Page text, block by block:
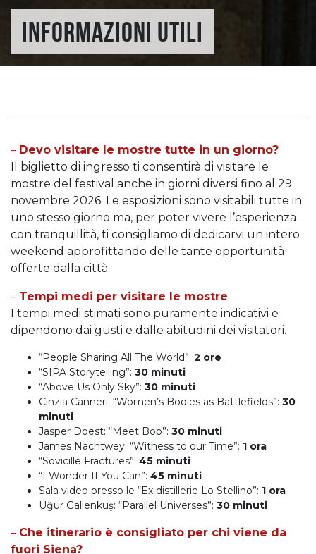
INFORMAZIONI UTILI
– Devo visitare le mostre tutte in un giorno?
Il biglietto di ingresso ti consentirà di visitare le
mostre del festival anche in giorni diversi fino al 29
novembre 2026. Le esposizioni sono visitabili tutte in
uno stesso giorno ma, per poter vivere l’esperienza
con tranquillità, ti consigliamo di dedicarvi un intero
weekend approfittando delle tante opportunità
offerte dalla città.
– Tempi medi per visitare le mostre
I tempi medi stimati sono puramente indicativi e
dipendono dai gusti e dalle abitudini dei visitatori.
“People Sharing All The World”: 2 ore
“SIPA Storytelling”: 30 minuti
“Above Us Only Sky”: 30 minuti
Cinzia Canneri: “Women’s Bodies as Battlefields”: 30
minuti
Jasper Doest: “Meet Bob”: 30 minuti
James Nachtwey: “Witness to our Time”: 1 ora
“Sovicille Fractures”: 45 minuti
“I Wonder If You Can”: 45 minuti
Sala video presso le “Ex distillerie Lo Stellino”: 1 ora
Uğur Gallenkuş: “Parallel Universes”: 30 minuti
– Che itinerario è consigliato per chi viene da
fuori Siena?